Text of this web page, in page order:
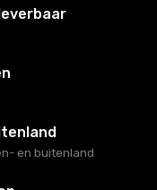
en buitenland